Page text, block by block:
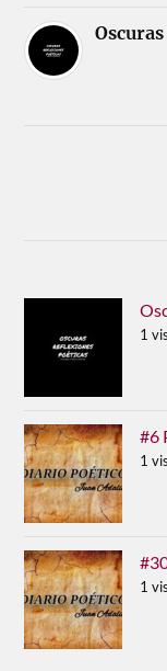
1
#6
1
1